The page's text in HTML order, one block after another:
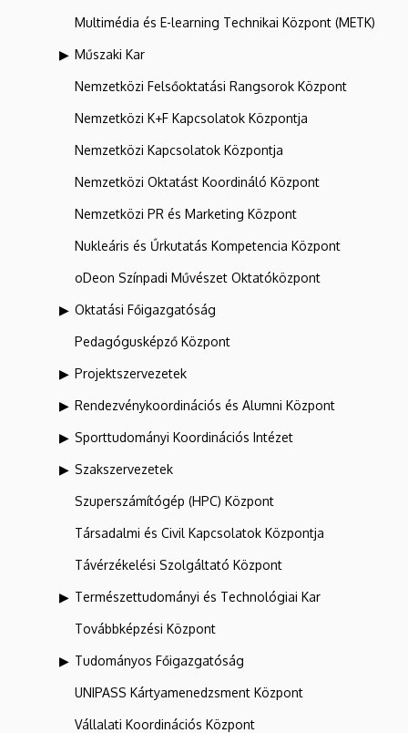
Multimédia és E-learning Technikai Központ (METK)
Műszaki Kar
Nemzetközi Felsőoktatási Rangsorok Központ
Nemzetközi K+F Kapcsolatok Központja
Nemzetközi Kapcsolatok Központja
Nemzetközi Oktatást Koordináló Központ
Nemzetközi PR és Marketing Központ
Nukleáris és Űrkutatás Kompetencia Központ
oDeon Színpadi Művészet Oktatóközpont
Oktatási Főigazgatóság
Pedagógusképző Központ
Projektszervezetek
Rendezvénykoordinációs és Alumni Központ
Sporttudományi Koordinációs Intézet
Szakszervezetek
Szuperszámítógép (HPC) Központ
Társadalmi és Civil Kapcsolatok Központja
Távérzékelési Szolgáltató Központ
Természettudományi és Technológiai Kar
Továbbképzési Központ
Tudományos Főigazgatóság
UNIPASS Kártyamenedzsment Központ
Vállalati Koordinációs Központ